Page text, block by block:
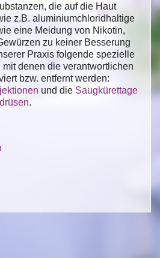
die auf die Haut
z.B. aluminiumchloridhaltige
eine Meidung von Nikotin,
zu keiner Besserung
Praxis folgende spezielle
denen die verantwortlichen
bzw. entfernt werden:
und die Saugkürettage
.